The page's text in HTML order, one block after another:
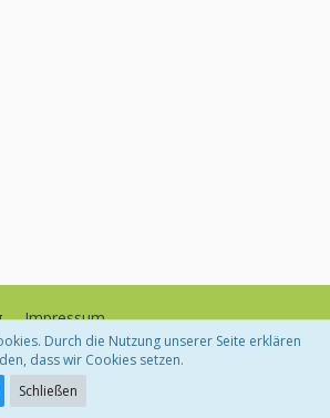
Impressum
Software:
Durch die Nutzung unserer Seite erklären
dass wir Cookies setzen.
Schließen